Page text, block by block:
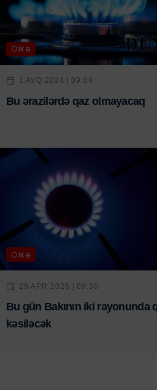
Ölkə
1 AVQ 2024 | 09:09
Bu ərazilərdə qaz olmayacaq
Ölkə
29 APR 2026 | 09:30
Bu gün Bakının iki rayonunda
kəsiləcək